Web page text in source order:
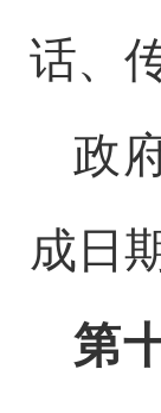
话、
政
成日
第